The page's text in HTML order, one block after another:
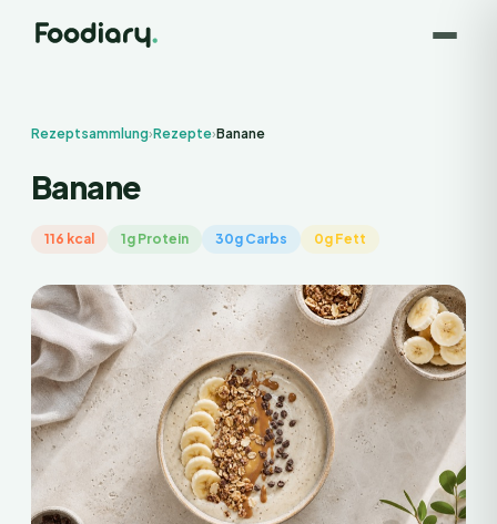
Rezeptsammlung›Rezepte›Banane
Banane
116 kcal 1g Protein 30g Carbs 0g Fett